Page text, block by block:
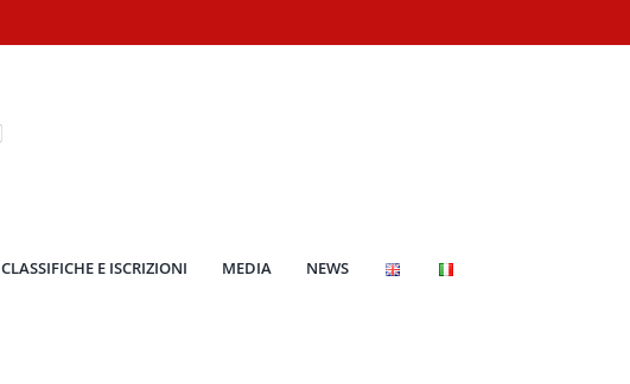
CLASSIFICHE E ISCRIZIONI MEDIA NEWS